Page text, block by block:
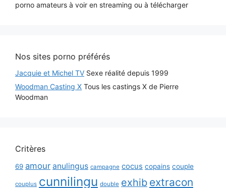
porno amateurs à voir en streaming ou à télécharger
Nos sites porno préférés
Jacquie et Michel TV Sexe réalité depuis 1999
Woodman Casting X Tous les castings X de Pierre
Woodman
Critères
69 amour anulingus campagne cocus copains couple
couplus cunnilingu double exhib extracon